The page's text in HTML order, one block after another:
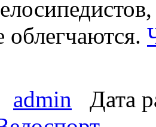
облегчаются.
admin Дата